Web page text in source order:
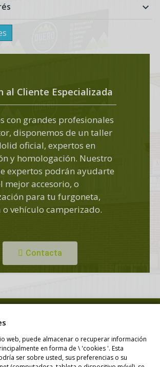

al Cliente Especializada
con grandes profesionales
disponemos de un taller
oficial, expertos en
y homologación. Nuestro
expertos podrán ayudarte
mejor accesorio, o
para tu furgoneta,
o vehículo camperizado.
Contacta
Diseño Web
web, puede almacenar o recuperar información
en forma de \ 'cookies '. Esta
ser sobre usted, sus preferencias o su